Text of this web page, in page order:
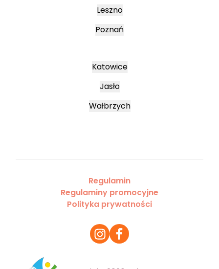
Leszno
Poznań
Katowice
Jasło
Wałbrzych
Regulamin
Regulaminy promocyjne
Polityka prywatności